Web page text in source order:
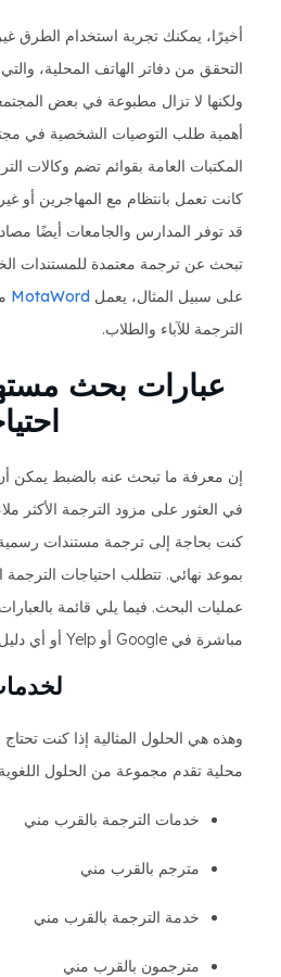
أخيرًا، يمكنك تجربة استخدام الطرق
التحقق من دفاتر الهاتف المحلية،
ولكنها لا تزال مطبوعة في بعض
أهمية طلب التوصيات الشخصية في
المكتبات العامة بقوائم تضم وكالات
كانت تعمل بانتظام مع المهاجرين أو غير
قد توفر المدارس والجامعات أيضًا
تبحث عن ترجمة معتمدة للمستندات
على سبيل المثال، يعمل MotaWord
الترجمة للآباء والطلاب.
عبارات بحث
إن معرفة ما تبحث عنه بالضبط يمكن
في العثور على مزود الترجمة الأكثر
كنت بحاجة إلى ترجمة مستندات رسمية
بموعد نهائي. تتطلب احتياجات الترجمة
عمليات البحث. فيما يلي قائمة
مباشرة في Google أو Yelp أو أي دليل محلي.
وهذه هي الحلول المثالية إذا كنت
محلية تقدم مجموعة من الحلول
خدمات الترجمة بالقرب مني
مترجم بالقرب مني
خدمة الترجمة بالقرب مني
مترجمون بالقرب مني